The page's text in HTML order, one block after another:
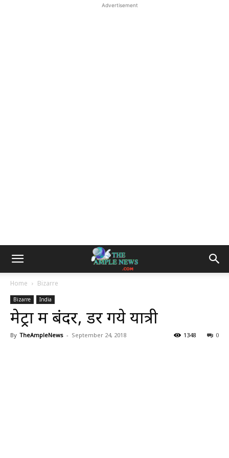
Advertisement
Home Bizarre
Bizarre India
मेट्रों में बंदर, डर गये यात्री
By TheAmpleNews - September 24, 2018 0
1348